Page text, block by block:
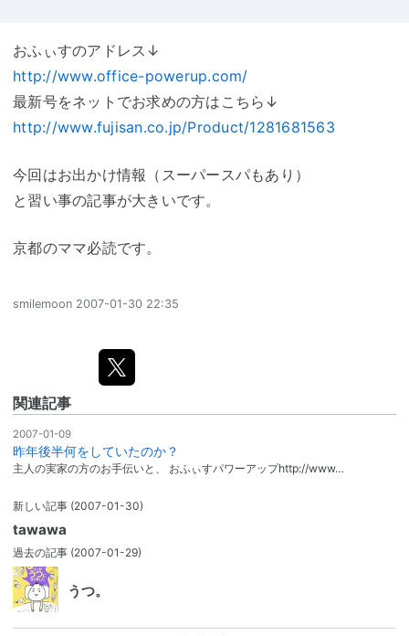
おふぃすのアドレス↓
http://www.office-powerup.com/
最新号をネットでお求めの方はこちら↓
http://www.fujisan.co.jp/Product/1281681563
今回はお出かけ情報（スーパースパもあり）
と習い事の記事が大きいです。
京都のママ必読です。
smilemoon 2007-01-30 22:35
関連記事
2007-01-09
昨年後半何をしていたのか？
主人の実家の方のお手伝いと、 おふぃすパワーアップhttp://www…
新しい記事 (2007-01-30)
tawawa
過去の記事 (2007-01-29)
うつ。